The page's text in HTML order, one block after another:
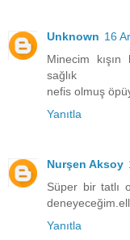
Unknown 16
Minecim
sağlık
nefis olmuş
Yanıtla
Nurşen Aksoy
Süper bir tatlı
Yanıtla